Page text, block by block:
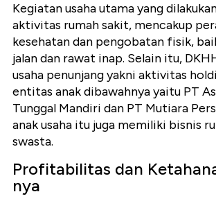
Kegiatan usaha utama yang
aktivitas rumah sakit, mencakup
kesehatan dan pengobatan fisik,
jalan dan rawat inap. Selain itu,
usaha penunjang yakni aktivitas
entitas anak dibawahnya yaitu PT
Tunggal Mandiri dan PT Mutiara
anak usaha itu juga memiliki bisnis
swasta.
Profitabilitas dan
nya